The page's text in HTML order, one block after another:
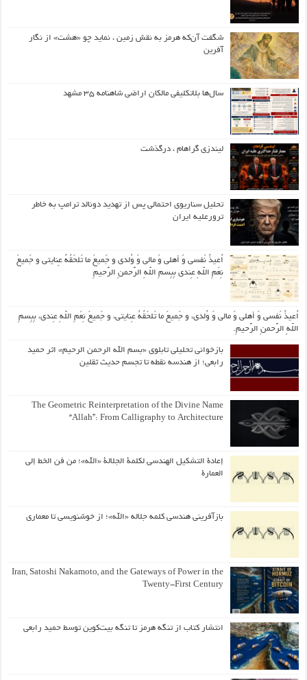
شگفت آن‌که هرمز به نقش زمین ، نماید چو «هشت» از نگار
آفرین
سال‌ها بلاتکلیفی مالکان اراضی شاهنامه ۳۵ مشهد
لیندزی گراهام ، درگذشت
تحلیل سناریوی احتمالی پس از تهدید دونالد ترامپ به خاطر
ترورعلیه ایران
اُعیذُ نَفسی وَ أهلی وَ مالی وَ وُلدی و جَمیعَ ما تَلحَقُهُ عِنایتی و جَمیعَ
نِعَمِ اللّهِ عِندی بِبِسمِ اللّهِ الرَّحمنِ الرَّحیمِ
اُعیذُ نَفسی وَ أهلی وَ مالی وَ وُلدی، و جَمیعَ ما تَلحَقُهُ عِنایتی، و جَمیعَ نِعَمِ اللّهِ عِندی، بِبِسمِ
اللّهِ الرَّحمنِ الرَّحیمِ.
بازخوانی تحلیلی تابلوی «بسم الله الرحمن الرحیم» اثر حمید
رابعی؛ از هندسه نقطه تا تجسم حدیث ثقلین
The Geometric Reinterpretation of the Divine Name
“Allah”: From Calligraphy to Architecture
إعادة التشكيل الهندسي لكلمة الجلالة «الله»؛ من فن الخط إلى
العمارة
بازآفرینی هندسی کلمه جلاله «الله»؛ از خوشنویسی تا معماری
Iran, Satoshi Nakamoto, and the Gateways of Power in the
Twenty-First Century
انتشار کتاب از تنگه هرمز تا تنگه بیت‌کوین توسط حمید رابعی